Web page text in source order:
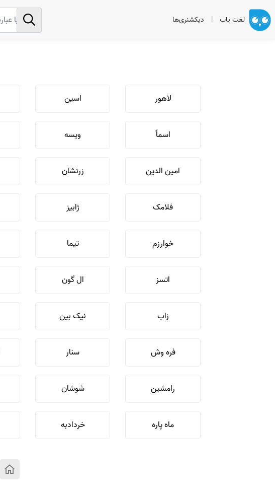
لغت یاب | دیکشنری‌ها
لاهور اسین
اسماً ویسه
امین الدین زرنشان
فلامک ژابیز
خوارزم تیما
اتسز ال گون
زاب نیک بین
فره وش سنار
رامشین شوشان
ماه پاره خردادبه